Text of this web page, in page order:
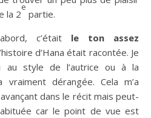
la 2
e
partie.
c’était le ton assez
d’Hana était racontée. Je
au style de l’autrice ou à la
vraiment dérangée. Cela m’a
dans le récit mais peut-
car le point de vue est